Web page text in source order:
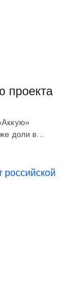
проекта
доли в…